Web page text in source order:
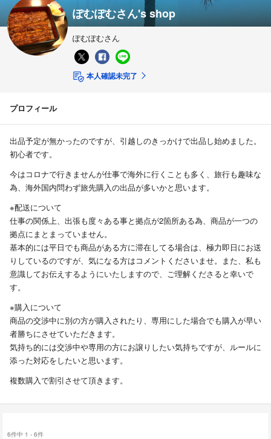
ぽむぽむさん's shop
ぽむぽむさん
本人確認未完了
プロフィール
出品予定が無かったのですが、引越しのきっかけで出品し始めました。
初心者です。
今はコロナで行きませんが仕事で海外に行くことも多く、旅行も趣味な
為、海外国内問わず旅先購入の出品が多いかと思います。
※配送について
仕事の関係上、出張も度々ある事と拠点が2箇所ある為、商品が一つの
拠点にまとまっていません。
基本的には平日でも商品がある方に滞在してる場合は、極力即日にお送
りしているのですが、気になる方はコメントくださいませ。また、私も
意識してお伝えするようにいたしますので、ご理解くださると幸いで
す。
※購入について
商品の交渉中に別の方が購入されたり、専用にした場合でも購入が早い
者勝ちにさせていただきます。
気持ち的には交渉中や専用の方にお譲りしたい気持ちですが、ルールに
添った対応をしたいと思います。
複数購入で割引させて頂きます。
6件中 1 - 6件